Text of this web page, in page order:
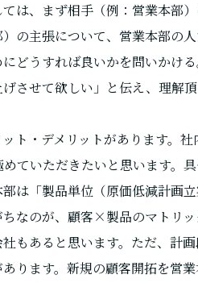
は、まず相手（例：営業本部
の主張について、営業本部の
どうすれば良いかを問いかけ
させて欲しい」と伝え、理解頂
ト・デメリットがあります。
ていただきたいと思います。
は「製品単位（原価低減計画
なのが、顧客×製品のマトリ
もあると思います。ただ、計
ります。新規の顧客開拓を営